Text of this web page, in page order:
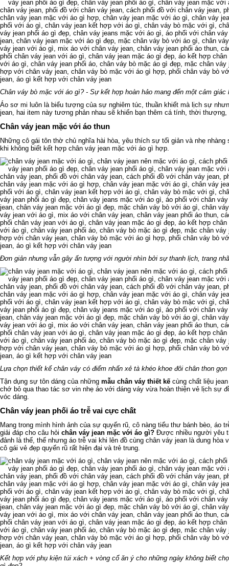
Chân váy bò mặc với áo gì? - Sự kết hợp hoàn hảo mang đến một cảm giác
Áo sơ mi luôn là biểu tượng của sự nghiêm túc, thuần khiết mà lịch sự
jean, hai item này tương phản nhau sẽ khiến bạn thêm cá tính, thời
Chân váy jean mặc với áo thun
Những cô gái tôn thờ chủ nghĩa hài hòa, yêu thích sự tối giản và nhẹ
khi không biết kết hợp chân váy jean mặc với áo gì hợp.
Đơn giản nhưng vẫn gây ấn tượng với người nhìn bởi sự thanh lịch, trang nhã
Lựa chọn thiết kế chân váy có điểm nhấn xẻ tà khéo khoe đôi chân thon gọn
Tận dụng sự tôn dáng của những mẫu chân váy thiết kế cùng chất liệu
chớ bỏ qua thao tác sơ vin nhẹ áo với dáng váy vừa hoàn thiện vẻ lịch sự
vóc dáng.
Chân váy jean phối áo trễ vai cực chất
Mang trong mình hình ảnh của sự quyến rũ, cô nàng tiểu thư bánh bèo, áo
giải đáp cho câu hỏi chân váy jean mặc với áo gì? Được nhiều người yêu
đảnh là thế, thế nhưng áo trễ vai khi lên đồ cùng chân váy jean là dung hòa
cô gái vẻ đẹp quyến rũ rất hiện đại và trẻ trung.
Kết hợp với phụ kiện túi xách + vòng cổ ăn ý cho những ngày không biết